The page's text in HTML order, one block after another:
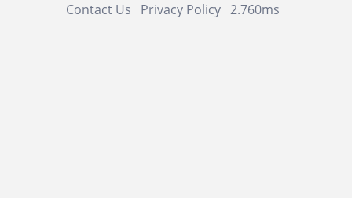
Contact Us Privacy Policy 2.760ms